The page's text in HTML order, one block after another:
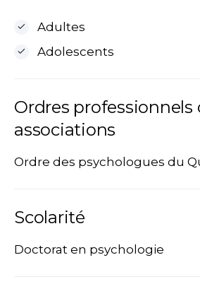
Adultes
Adolescents
Ordres professionnels
associations
Ordre des psychologues du
Scolarité
Doctorat en psychologie